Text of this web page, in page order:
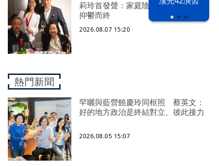
莉玲首發聲：家庭陰影、孤軍奮鬥、
抑鬱而終
2026.08.07 15:20
熱門新聞
罕曬與藍營饒慶玲同框照 蔡英文：
好的地方政治是終結對立、彼此接力
2026.08.05 15:07